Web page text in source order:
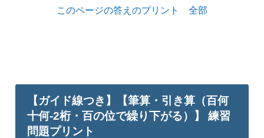
このページの答えのプリント 全部
【ガイド線つき】【筆算・引き算（百何
十何-2桁・百の位で繰り下がる）】 練習
問題プリント